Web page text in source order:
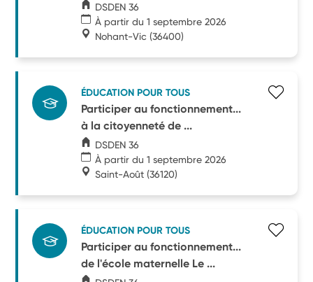
DSDEN 36
À partir du 1 septembre 2026
Nohant-Vic (36400)
ÉDUCATION POUR TOUS
Participer au fonctionnement...
à la citoyenneté de ...
DSDEN 36
À partir du 1 septembre 2026
Saint-Août (36120)
ÉDUCATION POUR TOUS
Participer au fonctionnement...
de l'école maternelle Le ...